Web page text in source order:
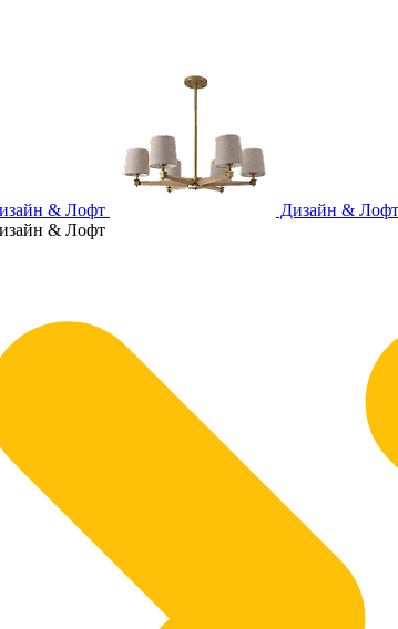
& Лофт
Дизайн & Лофт
& Лофт